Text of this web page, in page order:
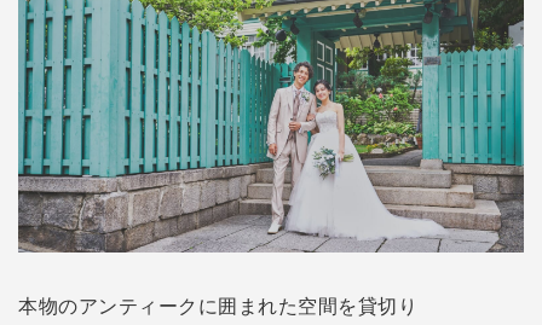
本物のアンティークに囲まれた空間を貸切り